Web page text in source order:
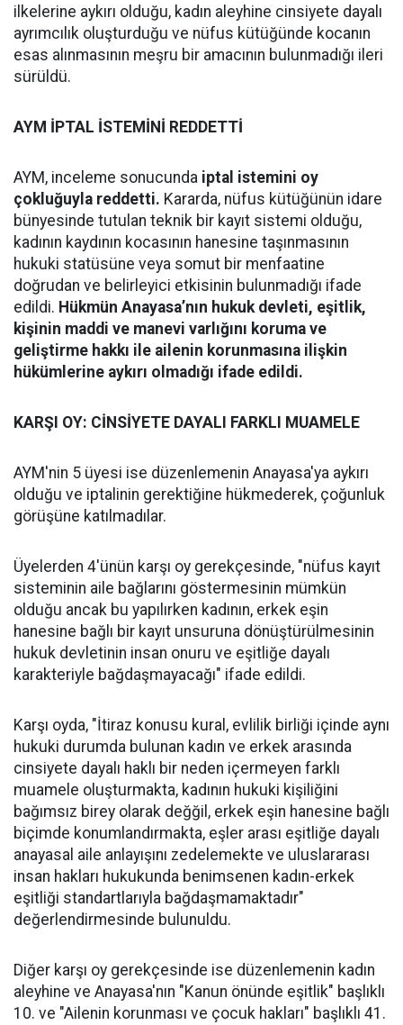
ilkelerine aykırı olduğu, kadın aleyhine cinsiyete dayalı
ayrımcılık oluşturduğu ve nüfus kütüğünde kocanın
esas alınmasının meşru bir amacının bulunmadığı ileri
sürüldü.
AYM İPTAL İSTEMİNİ REDDETTİ
AYM, inceleme sonucunda iptal istemini oy
çokluğuyla reddetti. Kararda, nüfus kütüğünün idare
bünyesinde tutulan teknik bir kayıt sistemi olduğu,
kadının kaydının kocasının hanesine taşınmasının
hukuki statüsüne veya somut bir menfaatine
doğrudan ve belirleyici etkisinin bulunmadığı ifade
edildi. Hükmün Anayasa’nın hukuk devleti, eşitlik,
kişinin maddi ve manevi varlığını koruma ve
geliştirme hakkı ile ailenin korunmasına ilişkin
hükümlerine aykırı olmadığı ifade edildi.
KARŞI OY: CİNSİYETE DAYALI FARKLI MUAMELE
AYM'nin 5 üyesi ise düzenlemenin Anayasa'ya aykırı
olduğu ve iptalinin gerektiğine hükmederek, çoğunluk
görüşüne katılmadılar.
Üyelerden 4'ünün karşı oy gerekçesinde, "nüfus kayıt
sisteminin aile bağlarını göstermesinin mümkün
olduğu ancak bu yapılırken kadının, erkek eşin
hanesine bağlı bir kayıt unsuruna dönüştürülmesinin
hukuk devletinin insan onuru ve eşitliğe dayalı
karakteriyle bağdaşmayacağı" ifade edildi.
Karşı oyda, "İtiraz konusu kural, evlilik birliği içinde aynı
hukuki durumda bulunan kadın ve erkek arasında
cinsiyete dayalı haklı bir neden içermeyen farklı
muamele oluşturmakta, kadının hukuki kişiliğini
bağımsız birey olarak değğil, erkek eşin hanesine bağlı
biçimde konumlandırmakta, eşler arası eşitliğe dayalı
anayasal aile anlayışını zedelemekte ve uluslararası
insan hakları hukukunda benimsenen kadın-erkek
eşitliği standartlarıyla bağdaşmamaktadır"
değerlendirmesinde bulunuldu.
Diğer karşı oy gerekçesinde ise düzenlemenin kadın
aleyhine ve Anayasa'nın "Kanun önünde eşitlik" başlıklı
10. ve "Ailenin korunması ve çocuk hakları" başlıklı 41.